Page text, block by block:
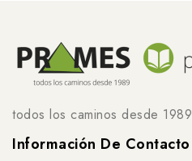
todos los caminos desde 1989
Información De Contacto